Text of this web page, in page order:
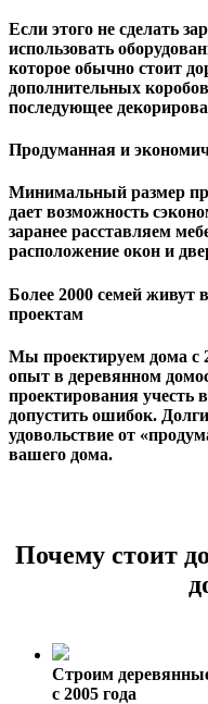
Если этого не сделать
использовать
которое обычно стоит
дополнительных
последующее
Продуманная и
Минимальный размер
дает возможность
заранее расставляем
расположение окон и
Более 2000 семей
проектам
Мы проектируем дома с
опыт в деревянном
проектирования учесть
допустить ошибок.
удовольствие от
вашего дома.
Почему стоит
Строим
с 2005 года